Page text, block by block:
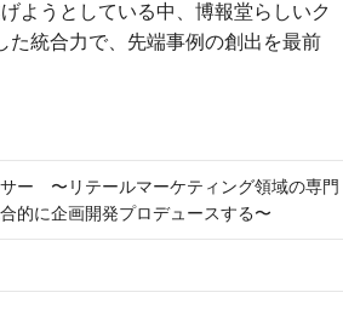
ようとしている中、博報堂らしいク
た統合力で、先端事例の創出を最前
ー 〜リテールマーケティング領域の専門
的に企画開発プロデュースする〜